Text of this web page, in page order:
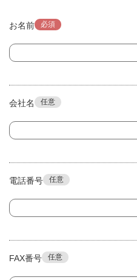
お名前 必須
会社名 任意
電話番号 任意
FAX番号 任意